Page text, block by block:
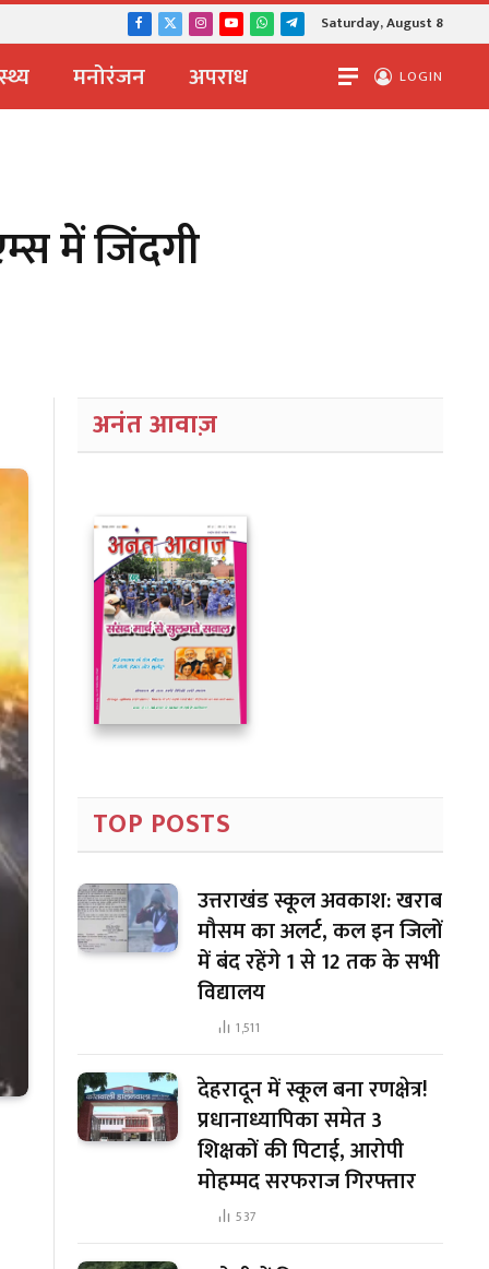
Facebook
X
Instagram
YouTubeWhatsApp
TelegramSaturday, August 8
मनोरंजन अपराध LOGIN
में जिंदगी
अनंत आवाज़
TOP POSTS
उत्तराखंड स्कूल अवकाश: खराब
मौसम का अलर्ट, कल इन जिलों
में बंद रहेंगे 1 से 12 तक के सभी
विद्यालय
1,511
देहरादून में स्कूल बना रणक्षेत्र!
प्रधानाध्यापिका समेत 3
शिक्षकों की पिटाई, आरोपी
मोहम्मद सरफराज गिरफ्तार
537